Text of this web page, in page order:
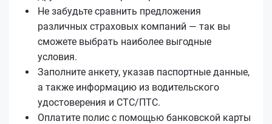
Не забудьте сравнить предложения
различных страховых компаний — так вы
сможете выбрать наиболее выгодные
условия.
Заполните анкету, указав паспортные данные,
а также информацию из водительского
удостоверения и СТС/ПТС.
Оплатите полис с помощью банковской карты